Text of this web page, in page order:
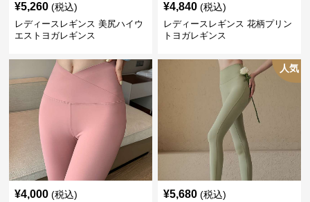
¥5,260 (税込)
レディースレギンス 美尻ハイウ
エストヨガレギンス
¥4,840 (税込)
レディースレギンス 花柄プリン
トヨガレギンス
¥4,000 (税込)
人気
¥5,680 (税込)